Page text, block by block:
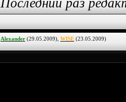
Последний раз
Alexander (29.05.2009), WISE (23.05.2009)